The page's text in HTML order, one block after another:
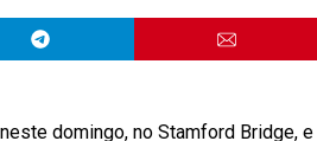
domingo, no Stamford Bridge, e